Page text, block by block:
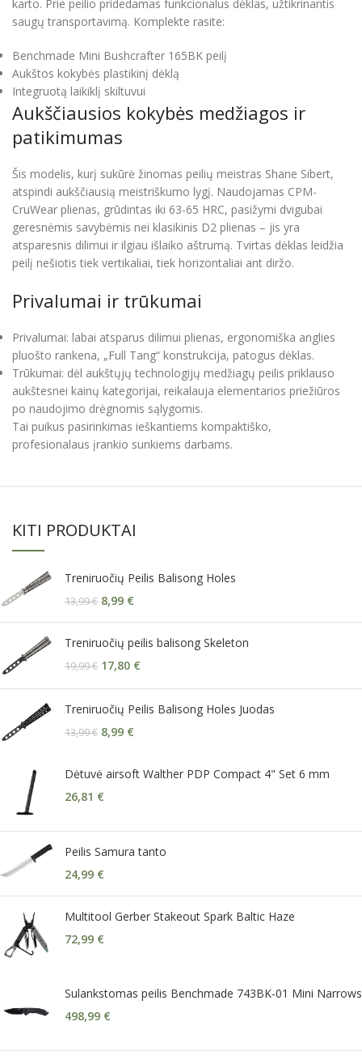
karto. Prie peilio pridedamas funkcionalus dėklas, užtikrinantis
saugų transportavimą. Komplekte rasite:
Benchmade Mini Bushcrafter 165BK peilį
Aukštos kokybės plastikinį dėklą
Integruotą laikiklį skiltuvui
Aukščiausios kokybės medžiagos ir
patikimumas
Šis modelis, kurį sukūrė žinomas peilių meistras Shane Sibert,
atspindi aukščiausią meistriškumo lygį. Naudojamas CPM-
CruWear plienas, grūdintas iki 63-65 HRC, pasižymi dvigubai
geresnėmis savybėmis nei klasikinis D2 plienas – jis yra
atsparesnis dilimui ir ilgiau išlaiko aštrumą. Tvirtas dėklas leidžia
peilį nešiotis tiek vertikaliai, tiek horizontaliai ant diržo.
Privalumai ir trūkumai
Privalumai: labai atsparus dilimui plienas, ergonomiška anglies
pluošto rankena, „Full Tang“ konstrukcija, patogus dėklas.
Trūkumai: dėl aukštųjų technologijų medžiagų peilis priklauso
aukštesnei kainų kategorijai, reikalauja elementarios priežiūros
po naudojimo drėgnomis sąlygomis.
Tai puikus pasirinkimas ieškantiems kompaktiško,
profesionalaus įrankio sunkiems darbams.
KITI PRODUKTAI
Treniruočių Peilis Balisong Holes
13,99€ 8,99 €
Treniruočių peilis balisong Skeleton
19,99€ 17,80 €
Treniruočių Peilis Balisong Holes Juodas
13,99€ 8,99 €
Dėtuvė airsoft Walther PDP Compact 4" Set 6 mm
26,81 €
Peilis Samura tanto
24,99 €
Multitool Gerber Stakeout Spark Baltic Haze
72,99 €
Sulankstomas peilis Benchmade 743BK-01 Mini Narrows
498,99 €